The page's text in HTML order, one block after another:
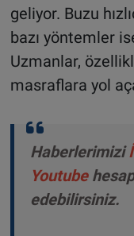
geliyor. Buzu
bazı yöntemler
Uzmanlar,
masraflara yol
Haberlerimizi
Youtube
edebilirsiniz.